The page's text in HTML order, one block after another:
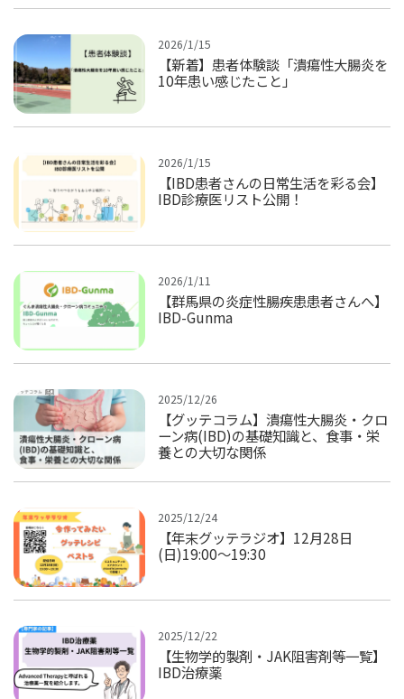
2026/1/15
【新着】患者体験談「潰瘍性大腸炎を
10年患い感じたこと」
2026/1/15
【IBD患者さんの日常生活を彩る会】
IBD診療医リスト公開！
2026/1/11
【群馬県の炎症性腸疾患患者さんへ】
IBD-Gunma
2025/12/26
【グッテコラム】潰瘍性大腸炎・クロ
ーン病(IBD)の基礎知識と、食事・栄
養との大切な関係
2025/12/24
【年末グッテラジオ】12月28日
(日)19:00～19:30
2025/12/22
【生物学的製剤・JAK阻害剤等一覧】
IBD治療薬